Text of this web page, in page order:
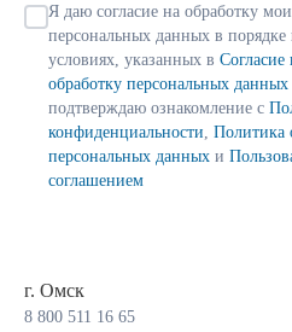
Я даю согласие на обработку
персональных данных в порядке
условиях, указанных в Согласие
обработку персональных данных
подтверждаю ознакомление с
конфиденциальности, Политика
персональных данных и
соглашением
г. Омск
8 800 511 16 65